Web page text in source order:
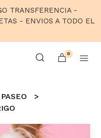
TRANSFERENCIA -
- ENVIOS A TODO EL
0